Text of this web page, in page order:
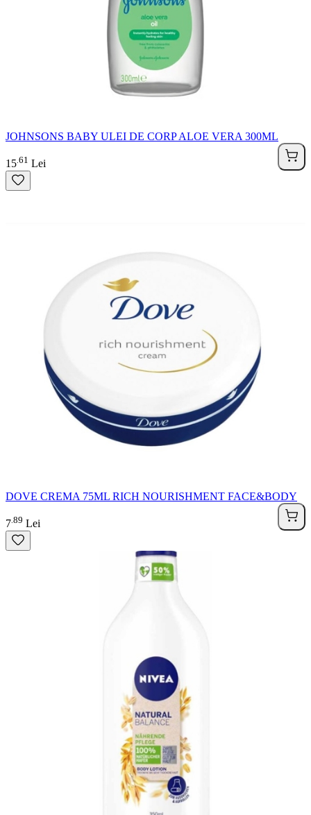
JOHNSONS BABY ULEI DE CORP ALOE VERA 300ML
15 61 Lei
DOVE CREMA 75ML RICH NOURISHMENT FACE&BODY
7 89 Lei